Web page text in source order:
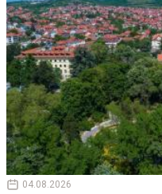
04.08.2026